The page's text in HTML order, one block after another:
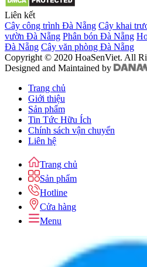
Liên kết
Cây công trình Đà Nẵng Cây khai
vườn Đà Nẵng Phân bón Đà Nẵng
Đà Nẵng Cây văn phòng Đà Nẵng
Copyright © 2020 HoaSenViet. All
Designed and Maintained by
Trang chủ
Giới thiệu
Sản phẩm
Tin Tức Hữu Ích
Chính sách vận chuyển
Liên hệ
Trang chủ
Sản phẩm
Hotline
Cửa hàng
Menu